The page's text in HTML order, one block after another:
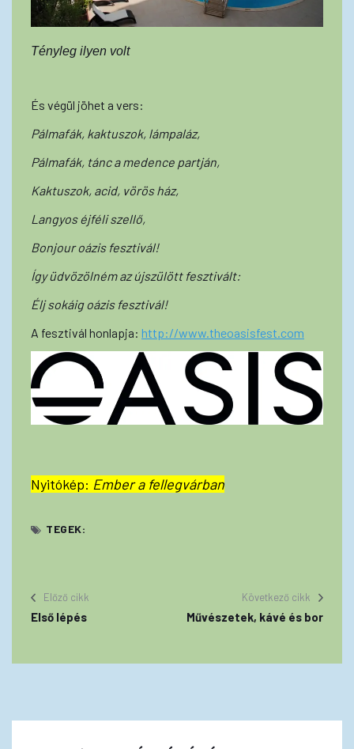
Tényleg ilyen volt
És végül jöhet a vers:
Pálmafák, kaktuszok, lámpaláz,
Pálmafák, tánc a medence partján,
Kaktuszok, acid, vörös ház,
Langyos éjféli szellő,
Bonjour oázis fesztivál!
Így üdvözölném az újszülött fesztivált:
Élj sokáig oázis fesztivál!
A fesztivál honlapja: http://www.theoasisfest.com
Nyitókép: Ember a fellegvárban
TEGEK:
Előző cikk
Első lépés
Következő cikk
Művészetek, kávé és bor